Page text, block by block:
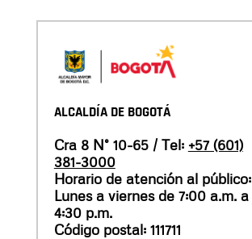
ALCALDÍA DE BOGOTÁ
Cra 8 N° 10-65 / Tel: +57 (601)
381-3000
Horario de atención al público:
Lunes a viernes de 7:00 a.m. a
4:30 p.m.
Código postal: 111711